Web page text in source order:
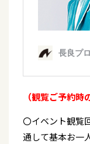
（観覧ご予約時
〇イベント観覧
通して基本お一